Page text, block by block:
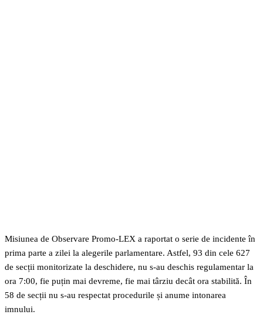
Misiunea de Observare Promo-LEX a raportat o serie de incidente în
prima parte a zilei la alegerile parlamentare. Astfel, 93 din cele 627
de secții monitorizate la deschidere, nu s-au deschis regulamentar la
ora 7:00, fie puțin mai devreme, fie mai târziu decât ora stabilită. În
58 de secții nu s-au respectat procedurile și anume intonarea
imnului.